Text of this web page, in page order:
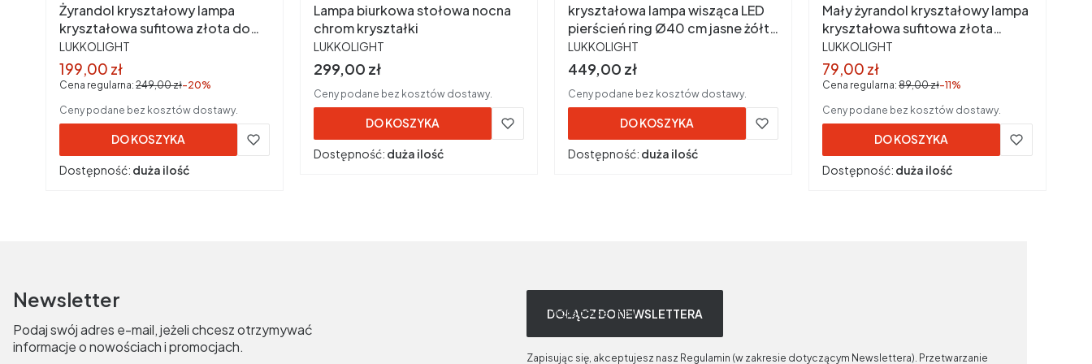
Żyrandol kryształowy lampa
kryształowa sufitowa złota do
salonu sypialni
PRODUCENT
LUKKOLIGHT
Cena promocyjna brutto
199,00 zł
Cena regularna: 249,00 zł-20%
Ceny podane bez kosztów dostawy.
DO KOSZYKA
Dostępność: duża ilość
Lampa biurkowa stołowa nocna
chrom kryształki
PRODUCENT
LUKKOLIGHT
Cena brutto
299,00 zł
Ceny podane bez kosztów dostawy.
DO KOSZYKA
Dostępność: duża ilość
kryształowa lampa wisząca LED
pierścień ring Ø40 cm jasne żółte
złoto
PRODUCENT
LUKKOLIGHT
Cena brutto
449,00 zł
Ceny podane bez kosztów dostawy.
DO KOSZYKA
Dostępność: duża ilość
Mały żyrandol kryształowy lampa
kryształowa sufitowa złota
9054J
PRODUCENT
LUKKOLIGHT
Cena promocyjna brutto
79,00 zł
Cena regularna: 89,00 zł-11%
Ceny podane bez kosztów dostawy.
DO KOSZYKA
Dostępność: duża ilość
Newsletter
Podaj swój adres e-mail, jeżeli chcesz otrzymywać
informacje o nowościach i promocjach.
Twój adres e-mail
DOŁĄCZ DO NEWSLETTERA
Zapisując się, akceptujesz nasz Regulamin (w zakresie dotyczącym Newslettera). Przetwarzanie